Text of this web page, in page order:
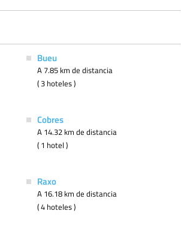
Bueu
A 7.85 km de distancia
( 3 hoteles )
Cobres
A 14.32 km de distancia
( 1 hotel )
Raxo
A 16.18 km de distancia
( 4 hoteles )